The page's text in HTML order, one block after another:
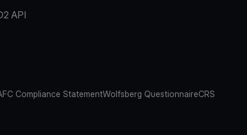
API
Compliance StatementWolfsberg QuestionnaireCRS